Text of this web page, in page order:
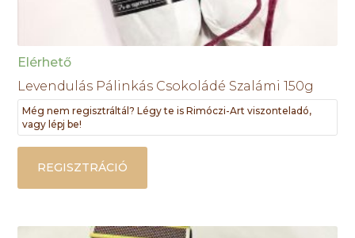
Elérhető
Levendulás Pálinkás Csokoládé Szalámi 150g
Még nem regisztráltál? Légy te is Rimóczi-Art viszonteladó,
vagy lépj be!
REGISZTRÁCIÓ